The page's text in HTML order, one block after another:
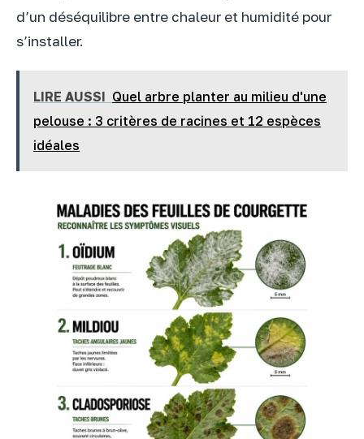
d’un déséquilibre entre chaleur et humidité pour
s’installer.
LIRE AUSSI Quel arbre planter au milieu d'une
pelouse : 3 critères de racines et 12 espèces
idéales